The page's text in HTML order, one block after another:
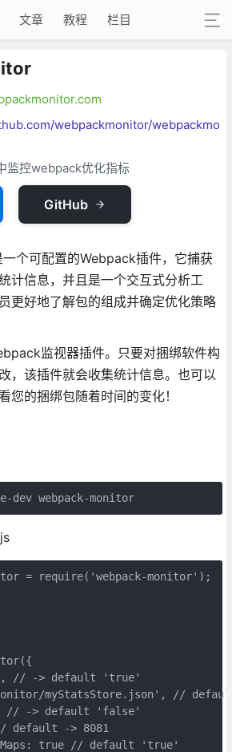
文章 教程 栏目
webpackmonitor/webpackmo
监控webpack优化指标
GitHub
个可配置的Webpack插件，它捕获
计信息，并且是一个交互式分析工
更好地了解包的组成并确定优化策略
监视器插件。只要对捆绑软件构
，该插件就会收集统计信息。也可以
您的捆绑包随着时间的变化！
webpack-monitor
= require('webpack-monitor');
// -> default 'true'
myStatsStore.json', //
// -> default 'false'
default -> 8081
true // default 'true'